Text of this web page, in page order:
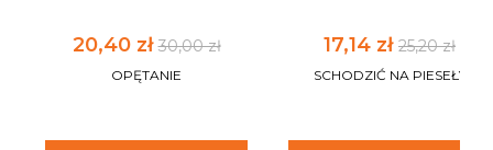
20,40 zł30,00 zł
OPĘTANIE
17,14 zł 25,20 zł
SCHODZIĆ NA PIESEŁY